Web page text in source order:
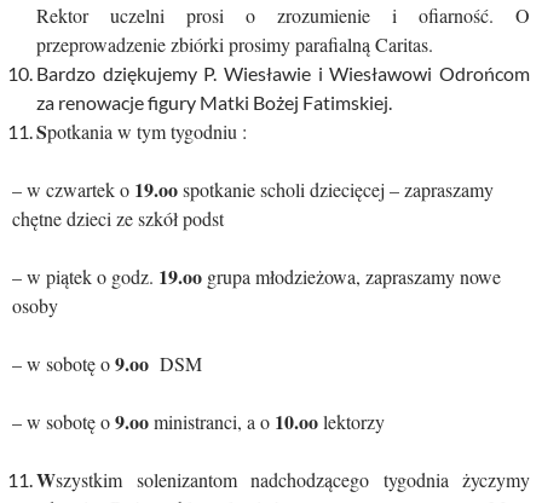
Rektor uczelni prosi o zrozumienie i ofiarność. O
przeprowadzenie zbiórki prosimy parafialną Caritas.
Bardzo dziękujemy P. Wiesławie i Wiesławowi Odrońcom
za renowacje figury Matki Bożej Fatimskiej.
Spotkania w tym tygodniu :
– w czwartek o 19.oospotkanie scholi dziecięcej – zapraszamy
chętne dzieci ze szkół podst
– w piątek o godz. 19.oo grupa młodzieżowa, zapraszamy nowe
osoby
– w sobotę o9.oo DSM
– w sobotę o9.ooministranci, a o 10.oolektorzy
Wszystkim solenizantom nadchodzącego tygodnia życzymy